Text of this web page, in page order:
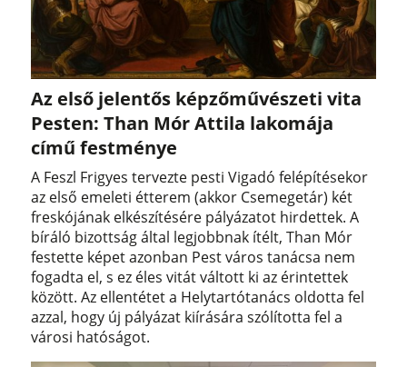
Az első jelentős képzőművészeti vita
Pesten: Than Mór Attila lakomája
című festménye
A Feszl Frigyes tervezte pesti Vigadó felépítésekor
az első emeleti étterem (akkor Csemegetár) két
freskójának elkészítésére pályázatot hirdettek. A
bíráló bizottság által legjobbnak ítélt, Than Mór
festette képet azonban Pest város tanácsa nem
fogadta el, s ez éles vitát váltott ki az érintettek
között. Az ellentétet a Helytartótanács oldotta fel
azzal, hogy új pályázat kiírására szólította fel a
városi hatóságot.